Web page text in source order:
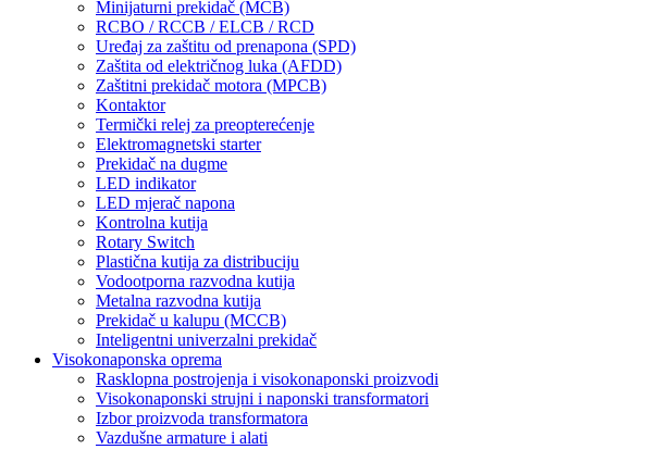
Minijaturni prekidač (MCB)
RCBO / RCCB / ELCB / RCD
Uređaj za zaštitu od prenapona (SPD)
Zaštita od električnog luka (AFDD)
Zaštitni prekidač motora (MPCB)
Kontaktor
Termički relej za preopterećenje
Elektromagnetski starter
Prekidač na dugme
LED indikator
LED mjerač napona
Kontrolna kutija
Rotary Switch
Plastična kutija za distribuciju
Vodootporna razvodna kutija
Metalna razvodna kutija
Prekidač u kalupu (MCCB)
Inteligentni univerzalni prekidač
Visokonaponska oprema
Rasklopna postrojenja i visokonaponski proizvodi
Visokonaponski strujni i naponski transformatori
Izbor proizvoda transformatora
Vazdušne armature i alati